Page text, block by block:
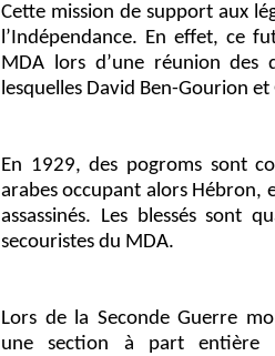
Cette mission de support aux
l’Indépendance. En effet, ce
MDA lors d’une réunion des
lesquelles David Ben-Gourion
En 1929, des pogroms sont
arabes occupant alors Hébron,
assassinés. Les blessés sont
secouristes du MDA.
Lors de la Seconde Guerre
une section à part entière